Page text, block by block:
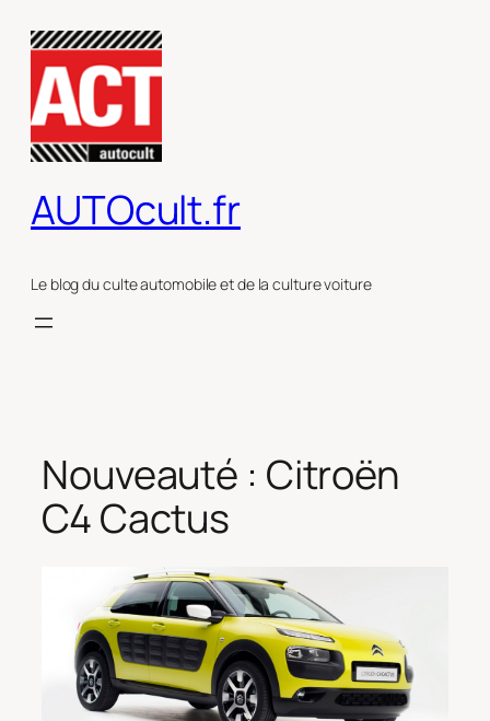
contenu
AUTOcult.fr
Le blog du culte automobile et de la culture voiture
Nouveauté : Citroën
C4 Cactus